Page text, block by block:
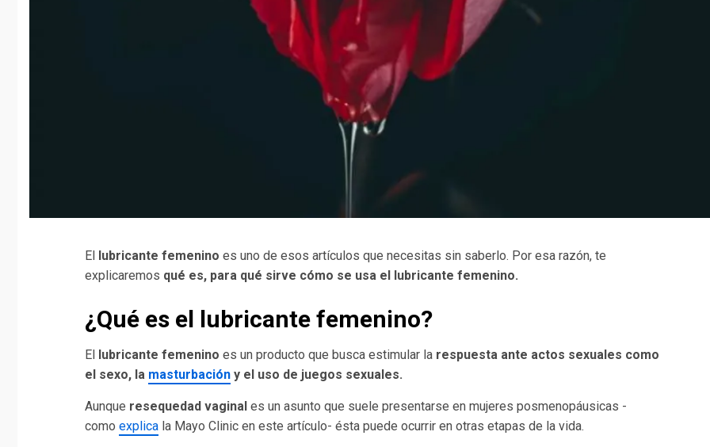
El lubricante femenino es uno de esos artículos que necesitas sin saberlo. Por esa razón, te
explicaremos qué es, para qué sirve cómo se usa el lubricante femenino.
¿Qué es el lubricante femenino?
El lubricante femenino es un producto que busca estimular la respuesta ante actos sexuales como
el sexo, la masturbación y el uso de juegos sexuales.
Aunque resequedad vaginal es un asunto que suele presentarse en mujeres posmenopáusicas -
como explica la Mayo Clinic en este artículo- ésta puede ocurrir en otras etapas de la vida.